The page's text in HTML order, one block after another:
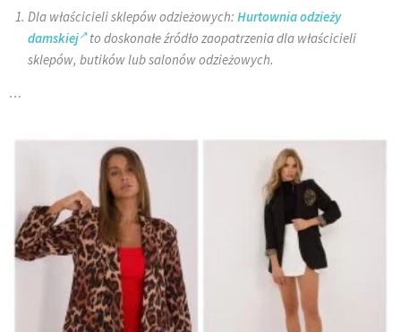
Dla właścicieli sklepów odzieżowych: Hurtownia odzieży
damskiej to doskonałe źródło zaopatrzenia dla właścicieli
sklepów, butików lub salonów odzieżowych.
…